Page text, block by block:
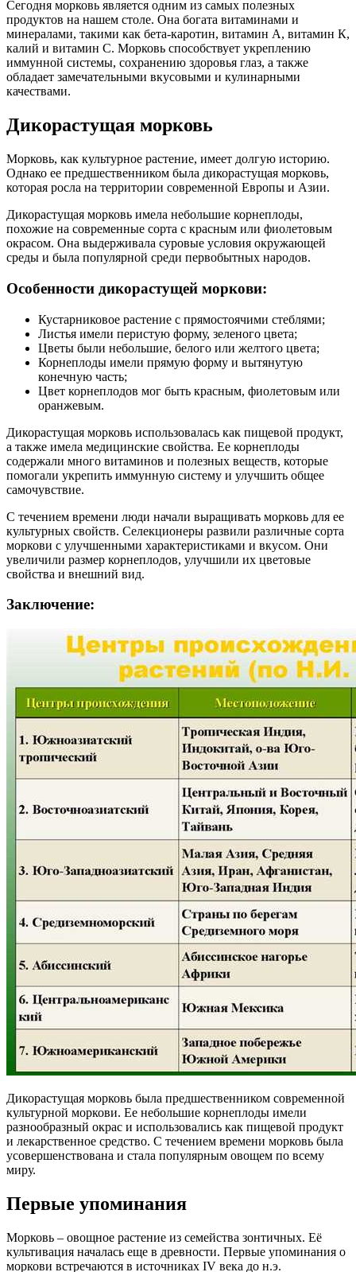
Сегодня морковь является одним из самых полезных
продуктов на нашем столе. Она богата витаминами и
минералами, такими как бета-каротин, витамин А, витамин К,
калий и витамин С. Морковь способствует укреплению
иммунной системы, сохранению здоровья глаз, а также
обладает замечательными вкусовыми и кулинарными
качествами.
Дикорастущая морковь
Морковь, как культурное растение, имеет долгую историю.
Однако ее предшественником была дикорастущая морковь,
которая росла на территории современной Европы и Азии.
Дикорастущая морковь имела небольшие корнеплоды,
похожие на современные сорта с красным или фиолетовым
окрасом. Она выдерживала суровые условия окружающей
среды и была популярной среди первобытных народов.
Особенности дикорастущей моркови:
Кустарниковое растение с прямостоячими стеблями;
Листья имели перистую форму, зеленого цвета;
Цветы были небольшие, белого или желтого цвета;
Корнеплоды имели прямую форму и вытянутую
конечную часть;
Цвет корнеплодов мог быть красным, фиолетовым или
оранжевым.
Дикорастущая морковь использовалась как пищевой продукт,
а также имела медицинские свойства. Ее корнеплоды
содержали много витаминов и полезных веществ, которые
помогали укрепить иммунную систему и улучшить общее
самочувствие.
С течением времени люди начали выращивать морковь для ее
культурных свойств. Селекционеры развили различные сорта
моркови с улучшенными характеристиками и вкусом. Они
увеличили размер корнеплодов, улучшили их цветовые
свойства и внешний вид.
Заключение:
Дикорастущая морковь была предшественником современной
культурной моркови. Ее небольшие корнеплоды имели
разнообразный окрас и использовались как пищевой продукт
и лекарственное средство. С течением времени морковь была
усовершенствована и стала популярным овощем по всему
миру.
Первые упоминания
Морковь – овощное растение из семейства зонтичных. Её
культивация началась еще в древности. Первые упоминания о
моркови встречаются в источниках IV века до н.э.